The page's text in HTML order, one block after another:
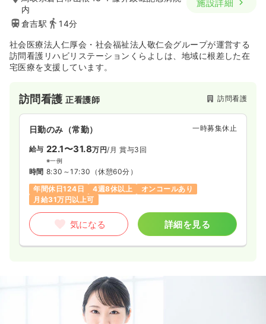
内
倉吉駅
14分
施設詳細
社会医療法人仁厚会・社会福祉法人敬仁会グループが運営する
訪問看護リハビリステーションくらよしは、地域に根差した在
宅医療を支援しています。
訪問看護正看護師 訪問看護
日勤のみ（常勤） 一時募集休止
給与 22.1〜31.8万円/月 賞与3回
※一例
時間 8:30～17:30 （休憩60分）
年間休日124日
4週8休以上
オンコールあり
月給31万円以上可
気になる 詳細を見る